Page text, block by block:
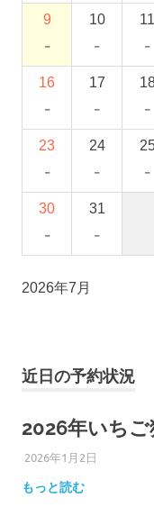
9
-
10
-
11
-
16
-
17
- -
23
-
24
- -
30
-
31
-
2026年7月
近日の予約状況
2026年いち
2026年1月2日
もっと読む